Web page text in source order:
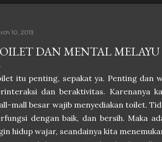
10, 2013
DAN MENTAL MELAYU
itu penting, sepakat ya. Penting dan
dan beraktivitas. Karenanya
mall besar wajib menyediakan toilet.
dengan baik, dan bersih. Maka
hidup wajar, seandainya kita